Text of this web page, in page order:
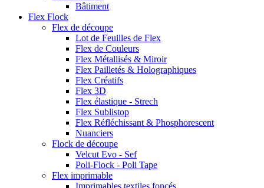
Bâtiment
Flex Flock
Flex de découpe
Lot de Feuilles de Flex
Flex de Couleurs
Flex Métallisés & Miroir
Flex Pailletés & Holographiques
Flex Créatifs
Flex 3D
Flex élastique - Strech
Flex Sublistop
Flex Réfléchissant & Phosphorescent
Nuanciers
Flock de découpe
Velcut Evo - Sef
Poli-Flock - Poli Tape
Flex imprimable